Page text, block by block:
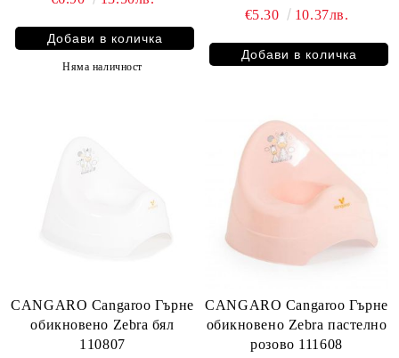
Няма наличност
€5.30
10.37лв.
CANGARO Cangaroo Гърне
обикновено Zebra бял
110807
CANGARO Cangaroo Гърне
обикновено Zebra пастелно
розово 111608